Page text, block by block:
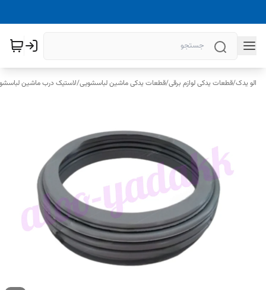
الو یدک/قطعات یدکی لوازم برقی/قطعات یدکی ماشین لباسشویی/لاستیک درب ماشین